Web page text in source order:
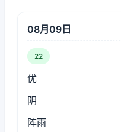
08月09日
22
优
阴
阵雨